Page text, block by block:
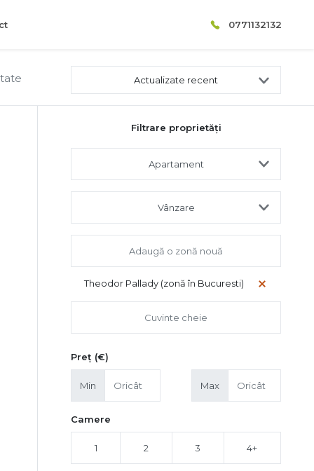
0771132132
Actualizate recent
Filtrare proprietăți
Apartament
Vânzare
Theodor Pallady (zonă în Bucuresti)
Preț (€)
Min Max
Camere
1 2 3 4+